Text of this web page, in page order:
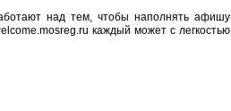
над тем, чтобы наполнять афишу
каждый может с легкостью